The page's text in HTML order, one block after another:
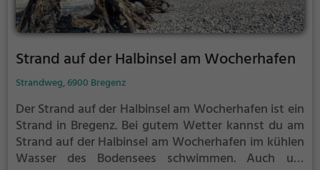
Strand auf der Halbinsel am Wocherhafen
Strandweg, 6900 Bregenz
Der Strand auf der Halbinsel am Wocherhafen ist ein
Strand in Bregenz. Bei gutem Wetter kannst du am
Strand auf der Halbinsel am Wocherhafen im kühlen
Wasser des Bodensees schwimmen. Auch um